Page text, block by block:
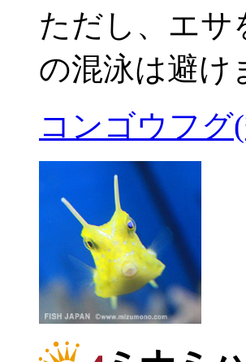
ただし、エサ
の混泳は避け
コンゴウフグ